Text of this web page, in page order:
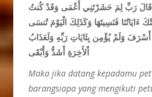
أَعْمَى {124} قَالَ رَبِّ لِمَ حَشَرْتَنِي أَعْمَى وَقَدْ كُنتُ
أَتَتْكَ ءَايَاتُنَا فَنَسِيتَهَا وَكَذَلِكَ الْيَوْمَ تُنسَى
أَسْرَفَ وَلَمْ يُؤْمِن بِئَايَاتِ رَبِّهِ وَلَعَذَابُ
اْلأَخِرَةِ أَشَدُّ وَأَبْقَى
Maka jika datang kepadamu
barangsiapa yang mengikuti